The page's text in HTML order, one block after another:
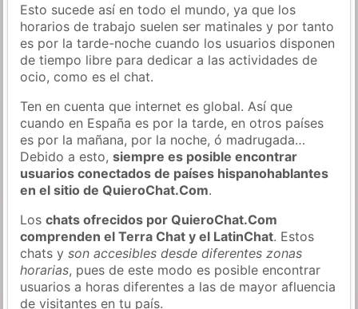
Esto sucede así en todo el mundo, ya que los
horarios de trabajo suelen ser matinales y por tanto
es por la tarde-noche cuando los usuarios disponen
de tiempo libre para dedicar a las actividades de
ocio, como es el chat.
Ten en cuenta que internet es global. Así que
cuando en España es por la tarde, en otros países
es por la mañana, por la noche, ó madrugada…
Debido a esto,siempre es posible encontrar
usuarios conectados de países hispanohablantes
en el sitio de QuieroChat.Com.
Loschats ofrecidos por QuieroChat.Com
comprenden el Terra Chat y el LatinChat. Estos
chats yson accesibles desde diferentes zonas
horarias, pues de este modo es posible encontrar
usuarios a horas diferentes a las de mayor afluencia
de visitantes en tu país.